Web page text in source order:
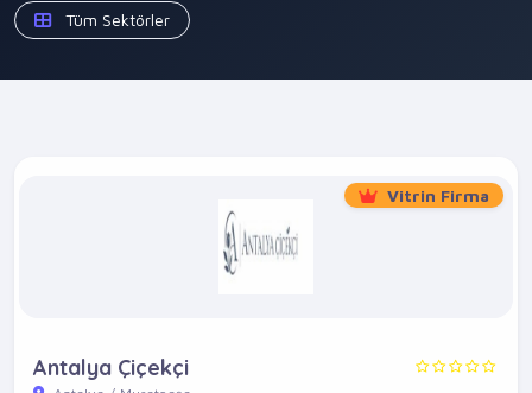
Tüm Sektörler
Vitrin Firma
Antalya Çiçekçi